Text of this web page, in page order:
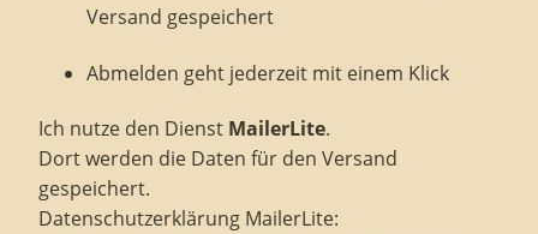
Versand gespeichert
Abmelden geht jederzeit mit einem Klick
Ich nutze den Dienst MailerLite.
Dort werden die Daten für den Versand
gespeichert.
Datenschutzerklärung MailerLite: